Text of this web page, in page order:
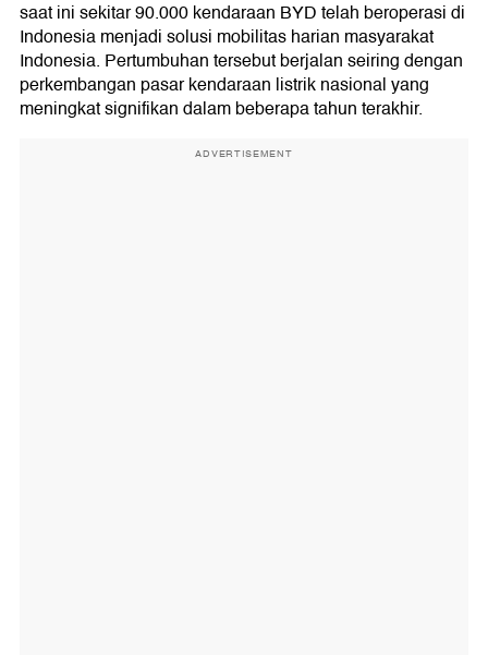
saat ini sekitar 90.000 kendaraan BYD telah beroperasi di
Indonesia menjadi solusi mobilitas harian masyarakat
Indonesia. Pertumbuhan tersebut berjalan seiring dengan
perkembangan pasar kendaraan listrik nasional yang
meningkat signifikan dalam beberapa tahun terakhir.
ADVERTISEMENT